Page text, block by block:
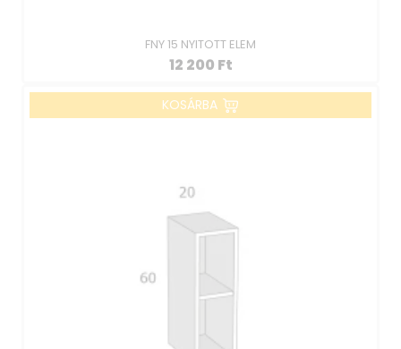
FNY 15 NYITOTT ELEM
12 200 Ft
KOSÁRBA